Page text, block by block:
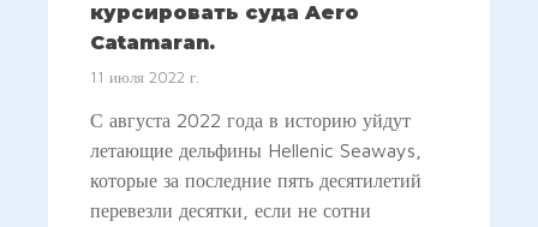
курсировать суда Aero
Catamaran.
11 июля 2022 г.
С августа 2022 года в историю уйдут
летающие дельфины Hellenic Seaways,
которые за последние пять десятилетий
перевезли десятки, если не сотни